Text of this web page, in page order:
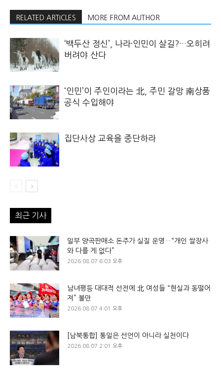
RELATED ARTICLES MORE FROM AUTHOR
‘백두산 정신’, 나라·인민이 살길?…오히려
버려야 산다
‘인민’이 주인이라는 北, 주민 갈망 南상품
공식 수입해야
집단사상 교육을 중단하라
최근 기사
일부 양곡판매소 돈주가 실질 운영…“개인 쌀장사
와 다를 게 없다”
2026.08.07 6:03 오후
남녀평등 대대적 선전에 北 여성들 “현실과 동떨어
져” 불만
2026.08.07 4:01 오후
[남북통합] 통일은 선언이 아니라 실천이다
2026.08.07 2:01 오후